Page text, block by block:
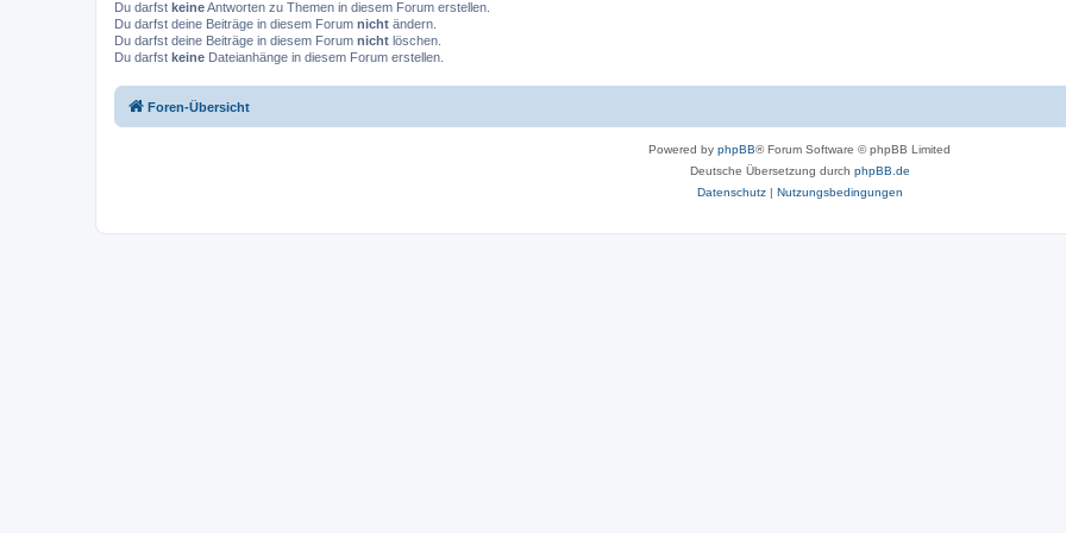
Du darfst keineAntworten zu Themen in diesem Forum erstellen.
Du darfst deine Beiträge in diesem Forum nicht ändern.
Du darfst deine Beiträge in diesem Forum nicht löschen.
Du darfst keine Dateianhänge in diesem Forum erstellen.
Foren-Übersicht
Powered by phpBB® Forum Software © phpBB Limited
Deutsche Übersetzung durch phpBB.de
Datenschutz| Nutzungsbedingungen